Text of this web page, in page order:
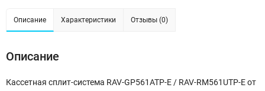
Описание Характеристики Отзывы (0)
Описание
Кассетная сплит-система RAV-GP561ATP-E / RAV-RM561UTP-E от